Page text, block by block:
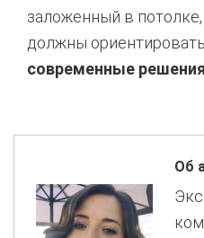
заложенный в
должны
современные решения
Об